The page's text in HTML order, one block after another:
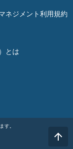
ネジメント利用規約
とは
す。